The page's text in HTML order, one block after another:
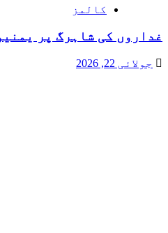
کالمز
غداروں کی شاہرگ پر
جولائی 22, 2026